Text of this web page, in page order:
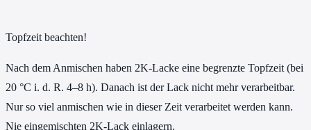
Topfzeit beachten!
Nach dem Anmischen haben 2K-Lacke eine begrenzte Topfzeit (bei
20 °C i. d. R. 4–8 h). Danach ist der Lack nicht mehr verarbeitbar.
Nur so viel anmischen wie in dieser Zeit verarbeitet werden kann.
Nie eingemischten 2K-Lack einlagern.